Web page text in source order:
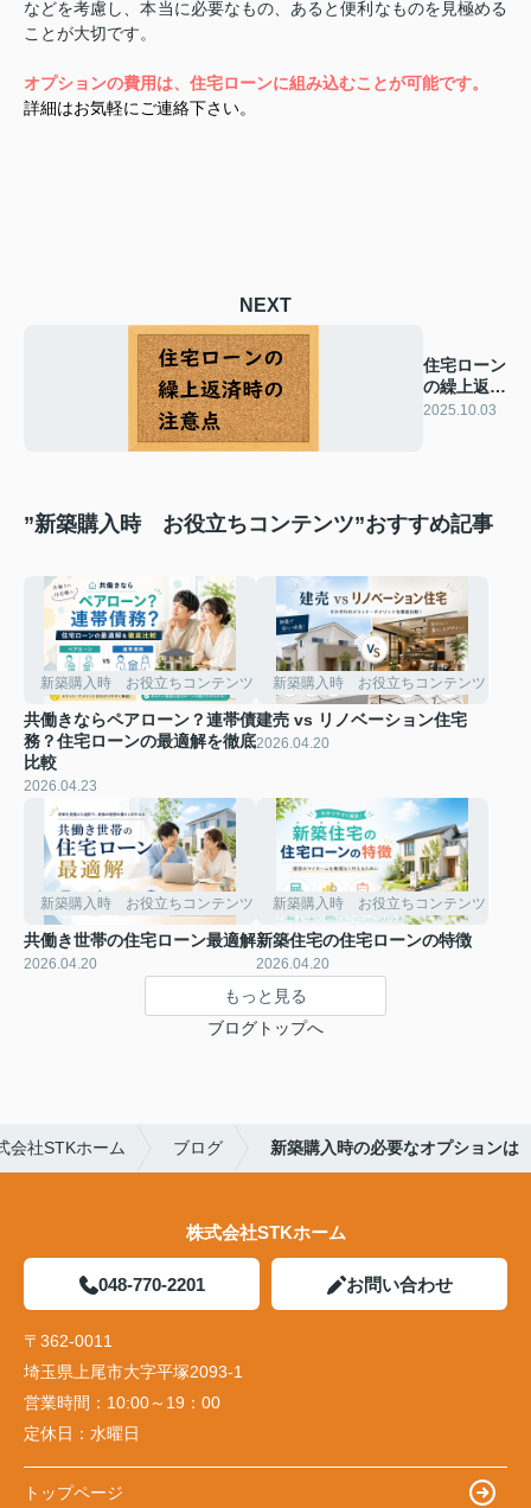
などを考慮し、本当に必要なもの、あると便利なものを見極める
ことが大切です。
オプションの費用は、住宅ローンに組み込むことが可能です。
詳細はお気軽にご連絡下さい。
NEXT
住宅ローン
の繰上返済
時の注意点
2025.10.03
”新築購入時 お役立ちコンテンツ”おすすめ記事
新築購入時 お役立ちコンテンツ
共働きならペアローン？連帯債
務？住宅ローンの最適解を徹底
比較
2026.04.23
新築購入時 お役立ちコンテンツ
建売 vs リノベーション住宅
2026.04.20
新築購入時 お役立ちコンテンツ
共働き世帯の住宅ローン最適解
2026.04.20
新築購入時 お役立ちコンテンツ
新築住宅の住宅ローンの特徴
2026.04.20
もっと見る
ブログトップへ
会社STKホーム ブログ 新築購入時の必要なオプションは
株式会社STKホーム
048-770-2201 お問い合わせ
〒362-0011
埼玉県上尾市大字平塚2093-1
営業時間： 10:00～19：00
定休日： 水曜日
トップページ